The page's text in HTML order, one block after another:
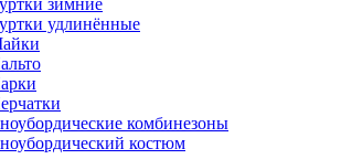
зимние
удлинённые
комбинезоны
костюм